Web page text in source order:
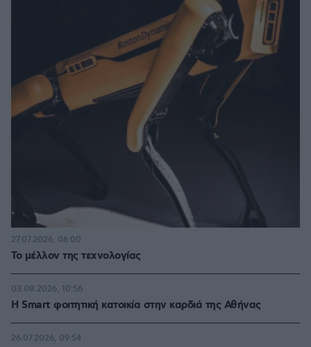
Το μέλλον της τεχνολογίας
27.07.2026, 06:00
Η Smart φοιτητική κατοικία στην καρδιά της Αθήνας
03.08.2026, 10:56
26.07.2026, 09:54